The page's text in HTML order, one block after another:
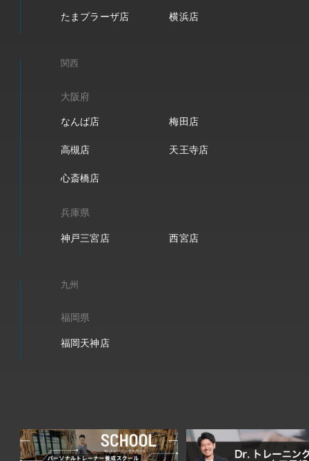
たまプラーザ店 横浜店
関西
大阪府
なんば店 梅田店
高槻店 天王寺店
心斎橋店
兵庫県
神戸三宮店 西宮店
九州
福岡県
福岡天神店